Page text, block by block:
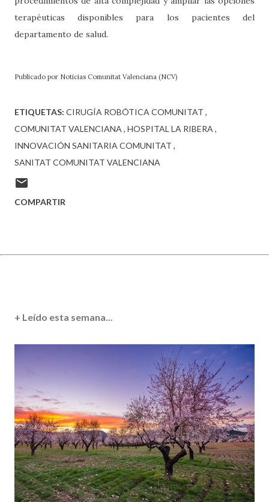
terapéuticas disponibles para los pacientes del
departamento de salud.
Publicado por Noticias Comunitat Valenciana (NCV)
ETIQUETAS: CIRUGÍA ROBÓTICA COMUNITAT
COMUNITAT VALENCIANA HOSPITAL LA RIBERA
INNOVACIÓN SANITARIA COMUNITAT
SANITAT COMUNITAT VALENCIANA
COMPARTIR
+ Leído esta semana...